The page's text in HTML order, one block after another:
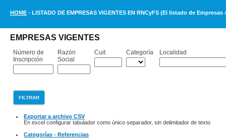
HOME - LISTADO DE EMPRESAS VIGENTES EN RNCyFS (El listado de
EMPRESAS VIGENTES
Número de
Inscripción
Razón
Social
Cuit Categoría Localidad
Exportar a archivo CSV
En excel configurar tabulador como único separador, sin delimitador de texto
Categorías - Referencias